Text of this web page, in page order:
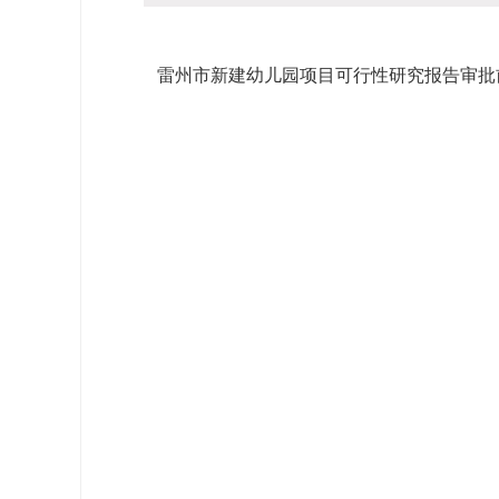
雷州市新建幼儿园项目可行性研究报告审批